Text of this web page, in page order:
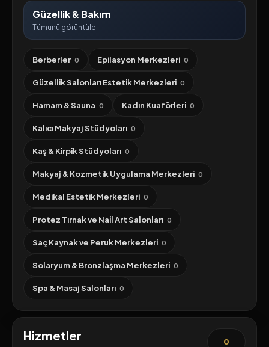
Güzellik & Bakım
Tümünü görüntüle
Berberler 0 Epilasyon Merkezleri 0
Güzellik Salonları Estetik Merkezleri 0
Hamam & Sauna 0 Kadın Kuaförleri 0
Kalıcı Makyaj Stüdyoları 0
Kaş & Kirpik Stüdyoları 0
Makyaj & Kozmetik Uygulama Merkezleri 0
Medikal Estetik Merkezleri 0
Protez Tırnak ve Nail Art Salonları 0
Saç Kaynak ve Peruk Merkezleri 0
Solaryum & Bronzlaşma Merkezleri 0
Spa & Masaj Salonları 0
Hizmetler 0